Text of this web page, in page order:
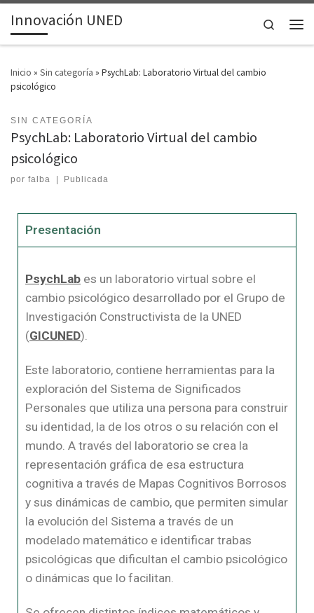
Saltar al contenido
Innovación UNED Search
Inicio » Sin categoría » PsychLab: Laboratorio Virtual del cambio
psicológico
SIN CATEGORÍA
PsychLab: Laboratorio Virtual del cambio
psicológico
por falba Publicada
Presentación
PsychLab es un laboratorio virtual sobre el
cambio psicológico desarrollado por el Grupo de
Investigación Constructivista de la UNED
(GICUNED).
Este laboratorio, contiene herramientas para la
exploración del Sistema de Significados
Personales que utiliza una persona para construir
su identidad, la de los otros o su relación con el
mundo. A través del laboratorio se crea la
representación gráfica de esa estructura
cognitiva a través de Mapas Cognitivos Borrosos
y sus dinámicas de cambio, que permiten simular
la evolución del Sistema a través de un
modelado matemático e identificar trabas
psicológicas que dificultan el cambio psicológico
o dinámicas que lo facilitan.